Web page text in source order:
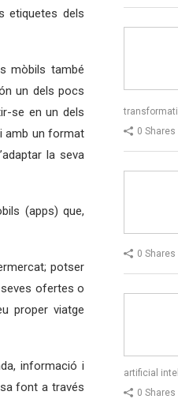
etiquetes dels
mòbils també
un dels pocs
se en un dels
amb un format
la seva
(apps) que,
potser
seves ofertes o
proper viatge
informació i
font a través
0 Shares
0 Shares
artificial
0 Shares